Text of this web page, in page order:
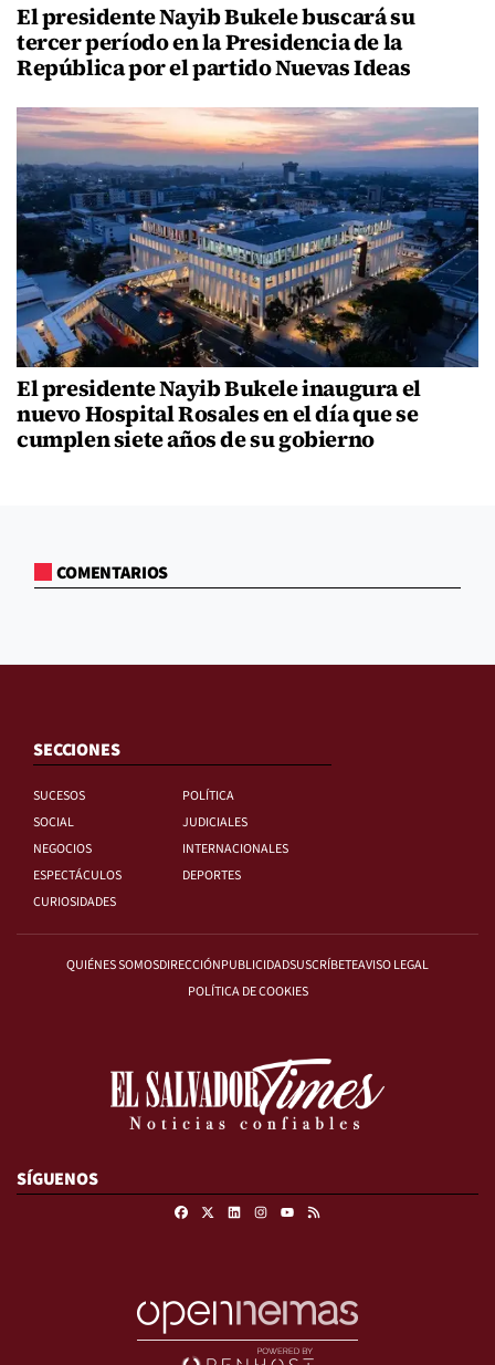
El presidente Nayib Bukele buscará su
tercer período en la Presidencia de la
República por el partido Nuevas Ideas
El presidente Nayib Bukele inaugura el
nuevo Hospital Rosales en el día que se
cumplen siete años de su gobierno
COMENTARIOS
SECCIONES
SUCESOS
POLÍTICA
SOCIAL
JUDICIALES
NEGOCIOS
INTERNACIONALES
ESPECTÁCULOS
DEPORTES
CURIOSIDADES
QUIÉNES SOMOSDIRECCIÓNPUBLICIDADSUSCRÍBETEAVISO LEGAL
POLÍTICA DE COOKIES
SÍGUENOS
FacebookLinkedinInstagram